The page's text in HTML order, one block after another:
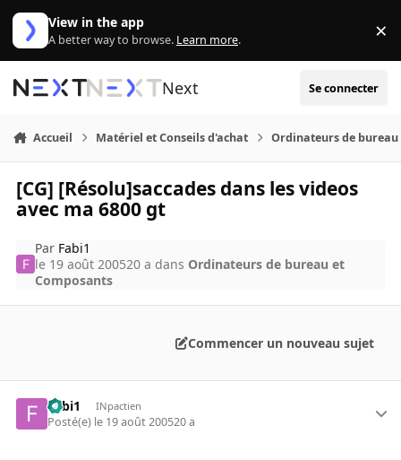
Aller au contenu
View in the app
A better way to browse. Learn more. ×
Next Se connecter
Accueil Matériel et Conseils d'achat Ordinateurs de bureau
[CG] [Résolu]saccades dans les videos
avec ma 6800 gt
Par Fabi1
le 19 août 200520 a dans Ordinateurs de bureau et
Composants
Commencer un nouveau sujet
Fabi1 INpactien
Posté(e) le 19 août 200520 a